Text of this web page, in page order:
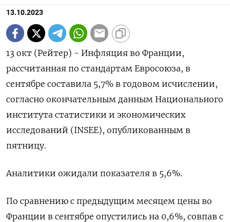
13.10.2023
13 окт (Рейтер) - Инфляция во Франции,
рассчитанная по стандартам Евросоюза, в
сентябре составила 5,7% в годовом исчислении,
согласно окончательным данным Национального
института статистики и экономических
исследований (INSEE), опубликованным в
пятницу.
Аналитики ожидали показателя в 5,6%.
По сравнению с предыдущим месяцем цены во
Франции в сентябре опустились на 0,6%, совпав с